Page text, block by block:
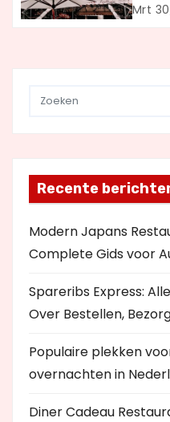
e
Mrt
Recente
Modern Japans
Complete Gids voor
Spareribs Express:
Over Bestellen,
Populaire plekken
overnachten in
Diner Cadeau